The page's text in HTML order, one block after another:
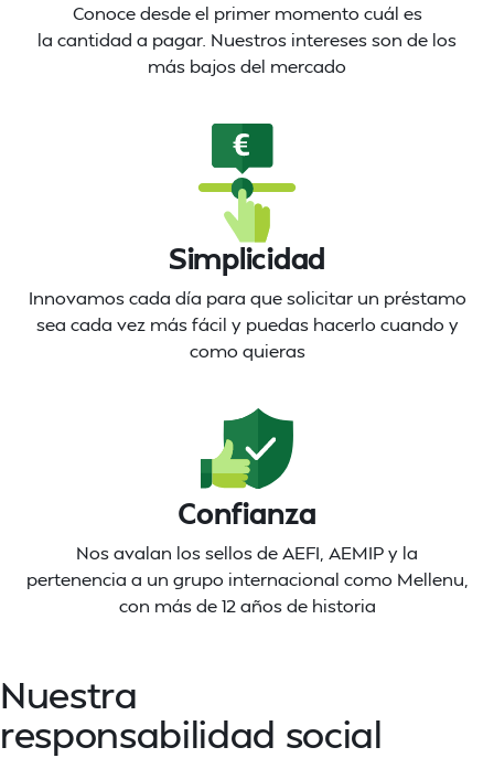
Conoce desde el primer momento cuál es
la cantidad a pagar. Nuestros intereses son de los
más bajos del mercado
Simplicidad
Innovamos cada día para que solicitar un préstamo
sea cada vez más fácil y puedas hacerlo cuando y
como quieras
Confianza
Nos avalan los sellos de AEFI, AEMIP y la
pertenencia a un grupo internacional como Mellenu,
con más de 12 años de historia
Nuestra
responsabilidad social